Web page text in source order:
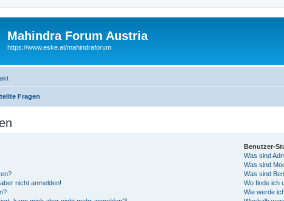
Mahindra Forum Austria
https://www.eske.at/mahindraforum
Fragen
nicht anmelden!
Benutzer-
Was sind
Was sind
Was sind
Wo finde ich
Wie werde